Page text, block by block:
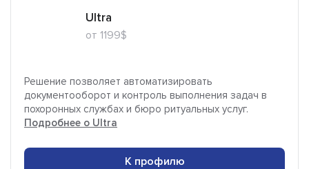
Ultra
от 1199$
Решение позволяет автоматизировать
документооборот и контроль выполнения задач в
похоронных службах и бюро ритуальных услуг.
Подробнее о Ultra
К профилю